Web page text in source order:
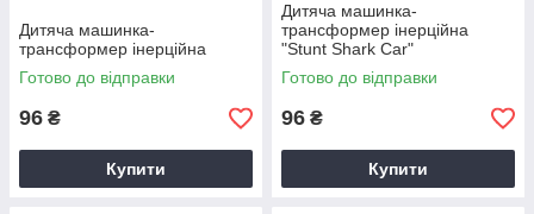
Дитяча машинка-
трансформер інерційна
Готово до відправки
96 ₴
Купити
Дитяча машинка-
трансформер інерційна
"Stunt Shark Car"
Готово до відправки
96 ₴
Купити